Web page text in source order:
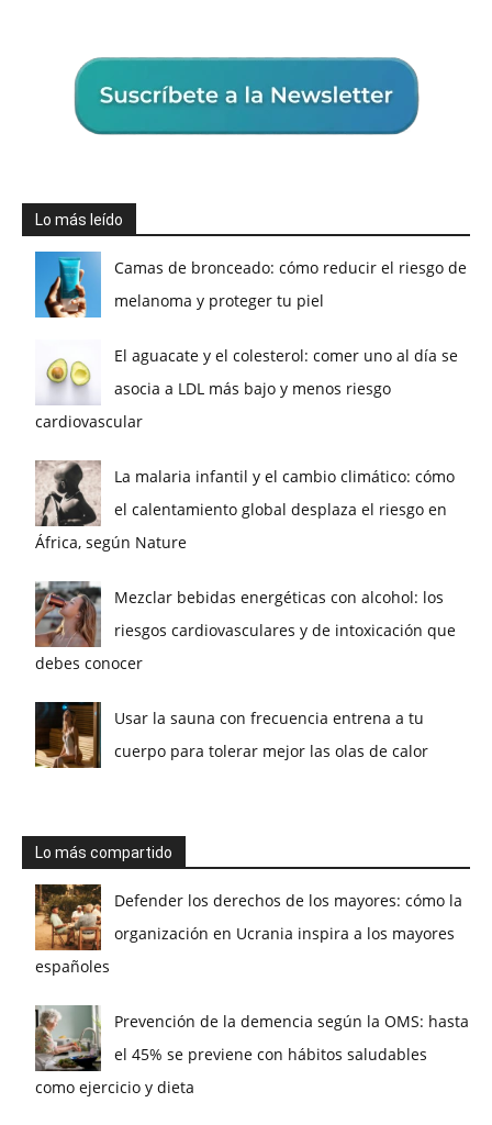
Lo más leído
Camas de bronceado: cómo reducir el riesgo de
melanoma y proteger tu piel
El aguacate y el colesterol: comer uno al día se
asocia a LDL más bajo y menos riesgo
cardiovascular
La malaria infantil y el cambio climático: cómo
el calentamiento global desplaza el riesgo en
África, según Nature
Mezclar bebidas energéticas con alcohol: los
riesgos cardiovasculares y de intoxicación que
debes conocer
Usar la sauna con frecuencia entrena a tu
cuerpo para tolerar mejor las olas de calor
Lo más compartido
Defender los derechos de los mayores: cómo la
organización en Ucrania inspira a los mayores
españoles
Prevención de la demencia según la OMS: hasta
el 45% se previene con hábitos saludables
como ejercicio y dieta